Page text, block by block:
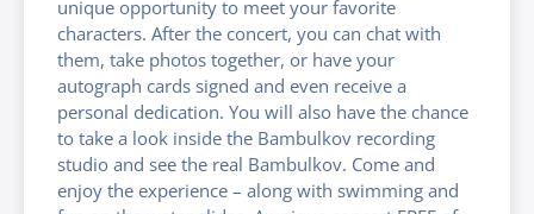
unique opportunity to meet your favorite
characters. After the concert, you can chat with
them, take photos together, or have your
autograph cards signed and even receive a
personal dedication. You will also have the chance
to take a look inside the Bambulkov recording
studio and see the real Bambulkov. Come and
enjoy the experience – along with swimming and